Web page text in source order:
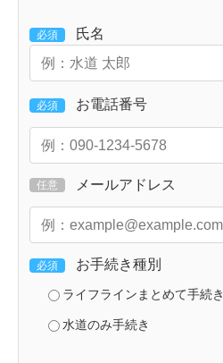
必須 氏名
必須 お電話番号
任意 メールアドレス
必須 お手続き種別
ライフラインまとめて手続き
水道のみ手続き